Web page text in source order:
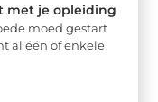
met je opleiding
moed gestart
al één of enkele